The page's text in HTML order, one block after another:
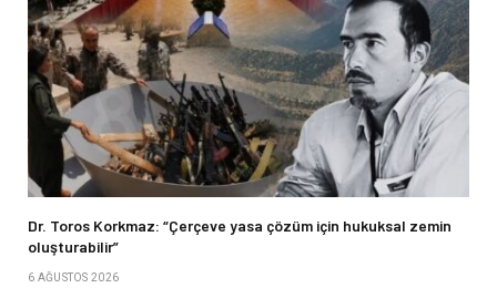
Dr. Toros Korkmaz: “Çerçeve yasa çözüm için hukuksal zemin
oluşturabilir”
6 AĞUSTOS 2026